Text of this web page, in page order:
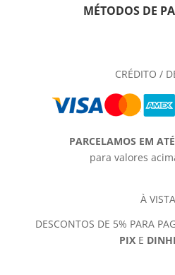
MÉTODOS DE
CRÉDITO /
PARCELAMOS EM
para valores
À VISTA
DESCONTOS DE 5% PARA
PIX E